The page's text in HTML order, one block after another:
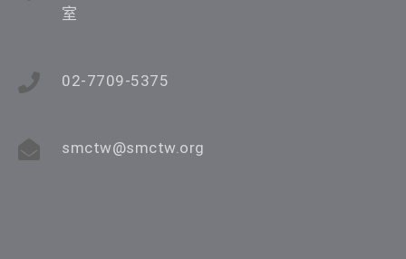
室
02-7709-5375
smctw@smctw.org